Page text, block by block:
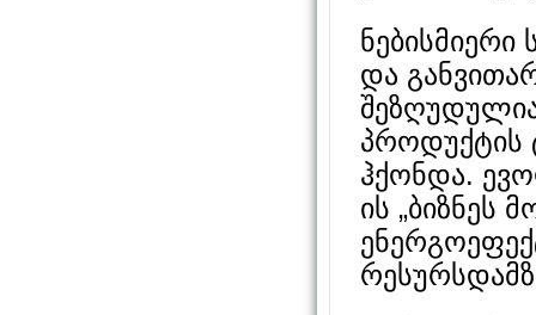
და
პროდუქტის
ჰქონდა.
ის „ბიზნეს